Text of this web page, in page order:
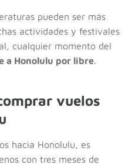
pueden ser más
actividades y festivales
cualquier momento del
a Honolulu por libre.
vuelos
hacia Honolulu, es
con tres meses de